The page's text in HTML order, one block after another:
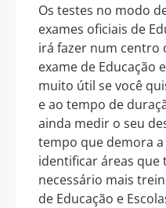
Os testes no modo
exames oficiais de
irá fazer num centro
exame de Educação
muito útil se você
e ao tempo de
ainda medir o seu
tempo que demora
identificar áreas que
necessário mais
de Educação e